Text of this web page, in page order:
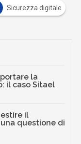
Sicurezza digitale
la
il caso Sitael
il
questione di